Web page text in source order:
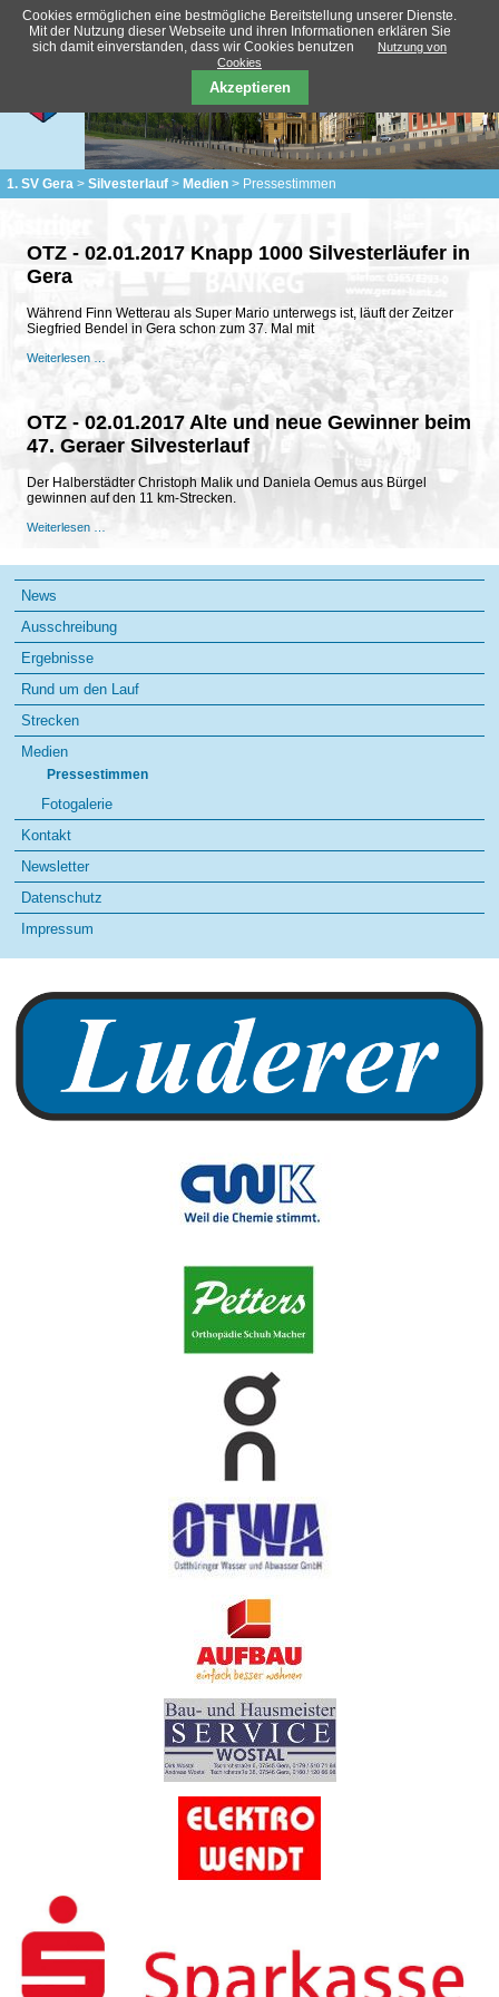
1. SV Gera Silvesterlauf Medien Pressestimmen
OTZ - 02.01.2017 Knapp 1000 Silvesterläufer in
Gera
Während Finn Wetterau als Super Mario unterwegs ist, läuft der Zeitzer
Siegfried Bendel in Gera schon zum 37. Mal mit
Weiterlesen …
OTZ
02.01.2017
1000
Silvesterläufer
in
OTZ - 02.01.2017 Alte und neue Gewinner beim
47. Geraer Silvesterlauf
Der Halberstädter Christoph Malik und Daniela Oemus aus Bürgel
gewinnen auf den 11 km-Strecken.
Weiterlesen …
beim
Silvesterlauf
Navigation
überspringen
News
Ausschreibung
Ergebnisse
Rund um den Lauf
Strecken
Medien
Pressestimmen
Fotogalerie
Kontakt
Newsletter
Datenschutz
Impressum
Cookies ermöglichen eine bestmögliche Bereitstellung unserer Dienste.
Mit der Nutzung dieser Webseite und ihren Informationen erklären Sie
sich damit einverstanden, dass wir Cookies benutzen
Nutzung von
Cookies
Akzeptieren